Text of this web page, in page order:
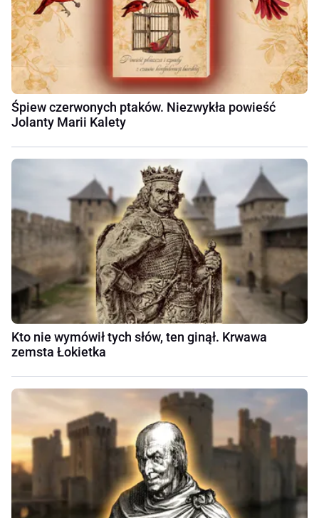
Śpiew czerwonych ptaków. Niezwykła powieść
Jolanty Marii Kalety
Kto nie wymówił tych słów, ten ginął. Krwawa
zemsta Łokietka